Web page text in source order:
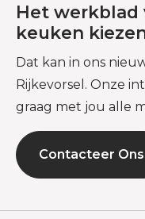
Het werkblad
keuken
Dat kan in ons
Rijkevorsel. Onze
graag met jou alle
Contacteer Ons